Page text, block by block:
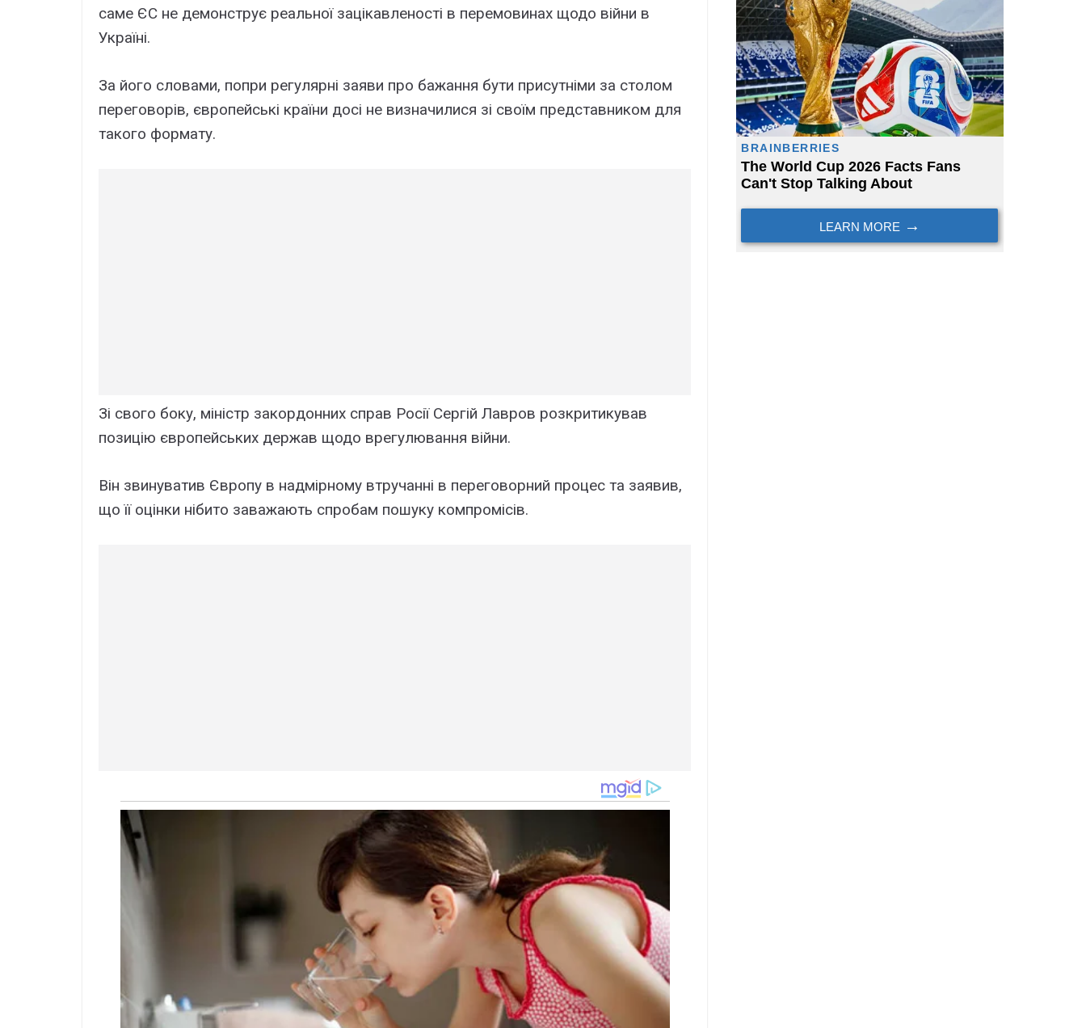
саме ЄС не демонструє реальної зацікавленості в перемовинах щодо війни в
Україні.
За його словами, попри регулярні заяви про бажання бути присутніми за столом
переговорів, європейські країни досі не визначилися зі своїм представником для
такого формату.
Зі свого боку, міністр закордонних справ Росії Сергій Лавров розкритикував
позицію європейських держав щодо врегулювання війни.
Він звинуватив Європу в надмірному втручанні в переговорний процес та заявив,
що її оцінки нібито заважають спробам пошуку компромісів.